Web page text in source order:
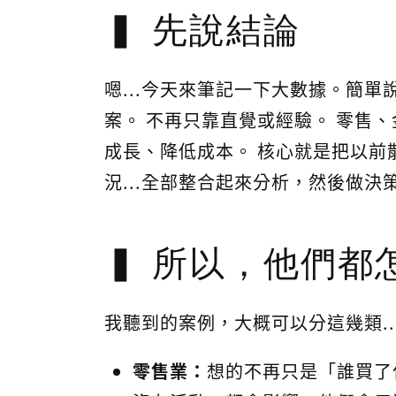
先說結論
嗯...今天來筆記一下大數據。簡單
案。 不再只靠直覺或經驗。 零售
成長、降低成本。 核心就是把以
況...全部整合起來分析，然後做決
所以，他們都
我聽到的案例，大概可以分這幾類
零售業： 想的不再只是「誰買